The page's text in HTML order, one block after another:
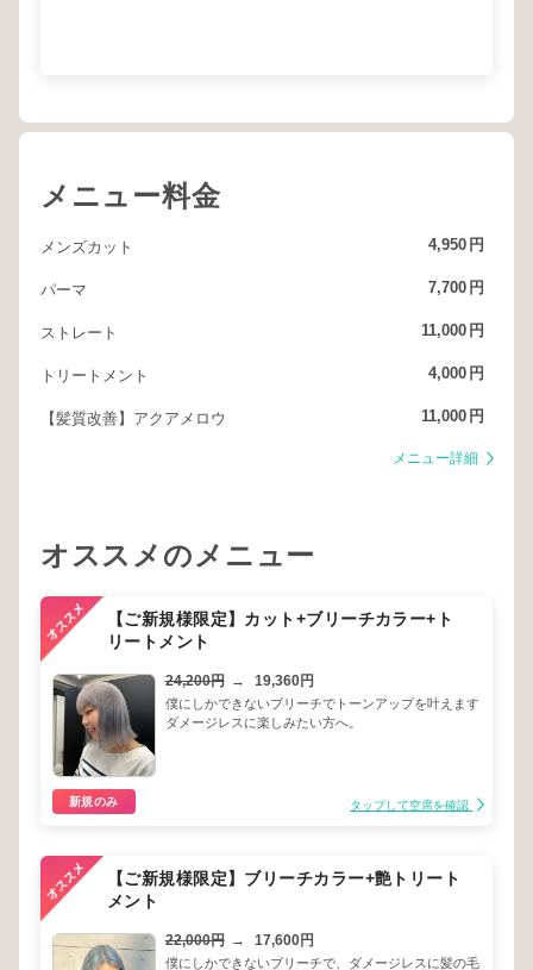
メニュー料金
メンズカット 4,950 円
パーマ 7,700 円
ストレート 11,000 円
トリートメント 4,000 円
【髪質改善】アクアメロウ 11,000 円
メニュー詳細
オススメのメニュー
【ご新規様限定】カット+ブリーチカラー+ト
リートメント
24,200円 → 19,360円
僕にしかできないブリーチでトーンアップを叶えます
ダメージレスに楽しみたい方へ。
新規のみ タップして空席を確認
【ご新規様限定】ブリーチカラー+艶トリート
メント
22,000円 → 17,600円
僕にしかできないブリーチで、ダメージレスに髪の毛